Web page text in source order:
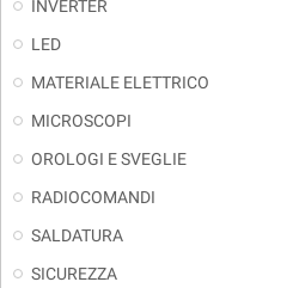
INVERTER
LED
MATERIALE ELETTRICO
MICROSCOPI
OROLOGI E SVEGLIE
RADIOCOMANDI
SALDATURA
SICUREZZA